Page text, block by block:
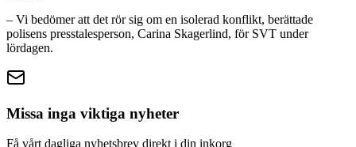
– Vi bedömer att det rör sig om en isolerad konflikt, berättade
polisens presstalesperson, Carina Skagerlind, för SVT under
lördagen.
Missa inga viktiga nyheter
Få vårt dagliga nyhetsbrev direkt i din inkorg